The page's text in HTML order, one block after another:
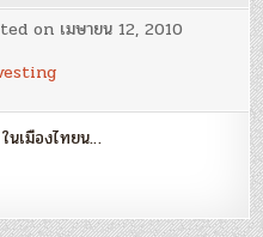
on เมษายน 12, 2010
เมืองไทยน…